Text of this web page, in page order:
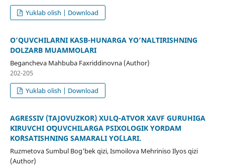
Yuklab olish | Download
O‘QUVCHILARNI KASB-HUNARGA YO‘NALTIRISHNING
DOLZARB MUAMMOLARI
Begancheva Mahbuba Faxriddinovna (Author)
202-205
Yuklab olish | Download
AGRESSIV (TAJOVUZKOR) XULQ-ATVOR XAVF GURUHIGA
KIRUVCHI OʻQUVCHILARGA PSIXOLOGIK YORDAM
KO`RSATISHNING SAMARALI YO`LLARI.
Ruzmetova Sumbul Bog'bek qizi, Ismoilova Mehriniso Ilyos qizi
(Author)